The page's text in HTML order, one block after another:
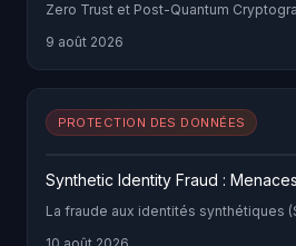
Zero Trust et Post-Quantum
9 août 2026
PROTECTION DES DONNÉES
Synthetic Identity Fraud :
La fraude aux identités synthétiques